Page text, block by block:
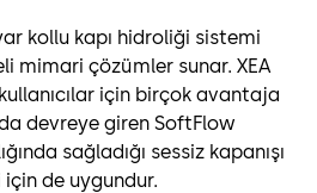
kollu kapı hidroliği sistemi
mimari çözümler sunar. XEA
için birçok avantaja
devreye giren SoftFlow
sağladığı sessiz kapanışı
de uygundur.